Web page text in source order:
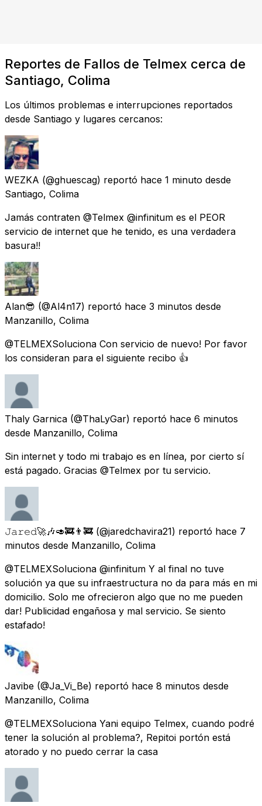
Reportes de Fallos de Telmex cerca de
Santiago, Colima
Los últimos problemas e interrupciones reportados
desde Santiago y lugares cercanos:
WEZKA (@ghuescag) reportó hace 1 minuto desde
Santiago, Colima
Jamás contraten @Telmex @infinitum es el PEOR
servicio de internet que he tenido, es una verdadera
basura!!
Alan😎 (@Al4n17) reportó hace 3 minutos desde
Manzanillo, Colima
@TELMEXSoluciona Con servicio de nuevo! Por favor
los consideran para el siguiente recibo 👍
Thaly Garnica (@ThaLyGar) reportó hace 6 minutos
desde Manzanillo, Colima
Sin internet y todo mi trabajo es en línea, por cierto sí
está pagado. Gracias @Telmex por tu servicio.
𝙹𝚊𝚛𝚎𝚍🚀🎶🥑🚒👨‍🚒 (@jaredchavira21) reportó hace 7
minutos desde Manzanillo, Colima
@TELMEXSoluciona @infinitum Y al final no tuve
solución ya que su infraestructura no da para más en mi
domicilio. Solo me ofrecieron algo que no me pueden
dar! Publicidad engañosa y mal servicio. Se siento
estafado!
Javibe (@Ja_Vi_Be) reportó hace 8 minutos desde
Manzanillo, Colima
@TELMEXSoluciona Yani equipo Telmex, cuando podré
tener la solución al problema?, Repitoi portón está
atorado y no puedo cerrar la casa